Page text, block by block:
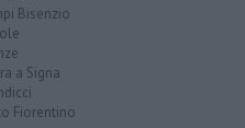
Bisenzio
a Signa
Fiorentino